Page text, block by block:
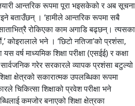
आन्तरिक रूपमा पूरा भइसकेको र अब सूचना
बताउँछन् । ‘हामीले आन्तरिक रूपमा सबै
रोकिएका काम अगाडि बढ्छन्। त्यसका
कोइरालाले भने । ‘छिटो नतिजा’को प्रशंसा,
वर्ष माध्यमिक शिक्षा परीक्षा (एसईई) र कक्षा
सार्वजनिक गरेर सरकारले व्यापक प्रशंसा बटुल्यो
क्षेत्रको सकारात्मक उपलब्धिका रूपमा
चिकित्सा शिक्षाको प्रवेश परीक्षा भने
कमजोर बनाएको शिक्षा क्षेत्रका